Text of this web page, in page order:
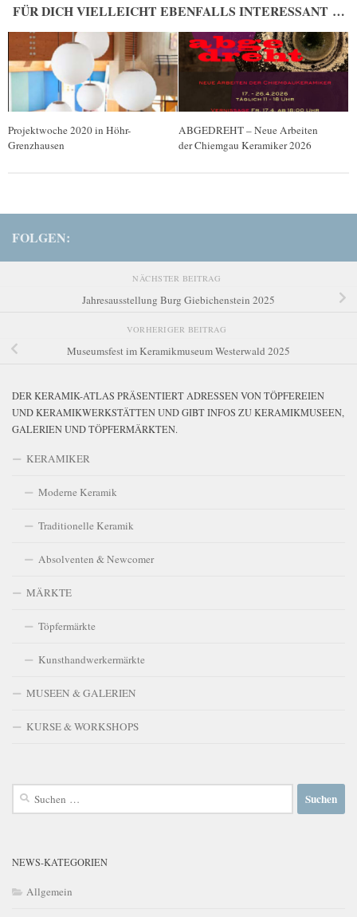
FÜR DICH VIELLEICHT EBENFALLS INTERESSANT …
Projektwoche 2020 in Höhr-
Grenzhausen
ABGEDREHT – Neue Arbeiten
der Chiemgau Keramiker 2026
FOLGEN:
NÄCHSTER BEITRAG
Jahresausstellung Burg Giebichenstein 2025
VORHERIGER BEITRAG
Museumsfest im Keramikmuseum Westerwald 2025
DER KERAMIK-ATLAS PRÄSENTIERT ADRESSEN VON TÖPFEREIEN
UND KERAMIKWERKSTÄTTEN UND GIBT INFOS ZU KERAMIKMUSEEN,
GALERIEN UND TÖPFERMÄRKTEN.
KERAMIKER
Moderne Keramik
Traditionelle Keramik
Absolventen & Newcomer
MÄRKTE
Töpfermärkte
Kunsthandwerkermärkte
MUSEEN & GALERIEN
KURSE & WORKSHOPS
Suchen
NEWS-KATEGORIEN
Allgemein